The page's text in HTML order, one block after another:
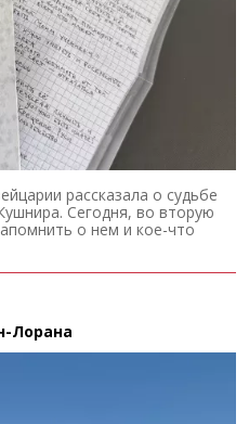
рассказала о судьбе
Сегодня, во вторую
о нем и кое-что
Лорана